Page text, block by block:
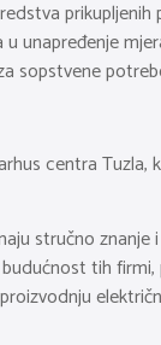
unapređenje
sopstvene
centra
stručno
tih